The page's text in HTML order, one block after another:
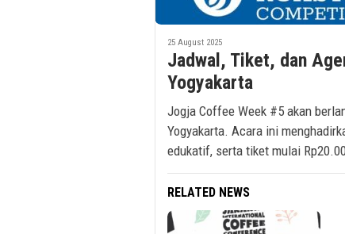
25 August 2025
Jadwal, Tiket, dan
Yogyakarta
Jogja Coffee Week #5 akan
Yogyakarta. Acara ini
edukatif, serta tiket mulai
RELATED NEWS